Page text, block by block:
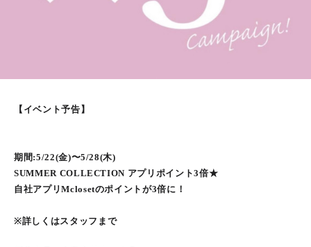
【イベント予告】
期間:5/22(金)〜5/28(木)
SUMMER COLLECTION アプリポイント3倍★
自社アプリMclosetのポイントが3倍に！
※詳しくはスタッフまで